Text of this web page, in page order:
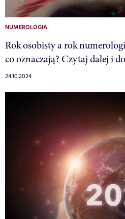
NUMEROLOGIA
Rok osobisty a rok
co oznaczają? Czytaj dalej i
24.10.2024